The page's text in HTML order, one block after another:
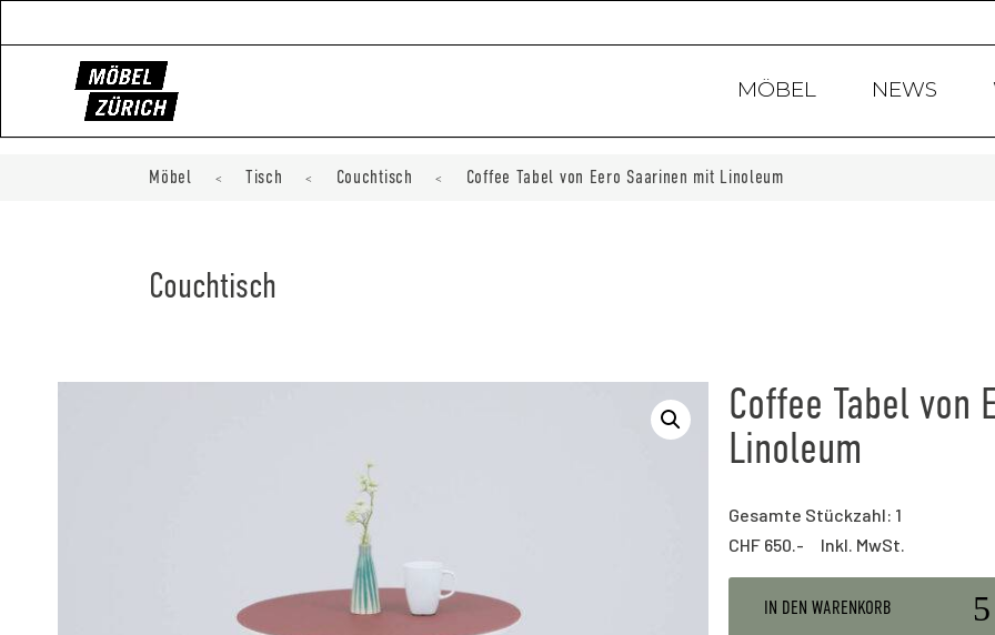
MÖBEL NEWS
Products
Möbel < Tisch < Couchtisch < Coffee Tabel von Eero Saarinen mit Linoleum
Couchtisch
Coffee Tabel von
Linoleum
Gesamte Stückzahl: 1
CHF 650.- Inkl. MwSt.
IN DEN WARENKORB